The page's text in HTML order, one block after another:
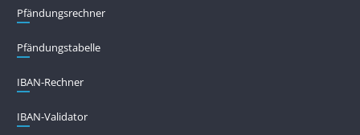
Pfändungs­rechner
Pfändungs­tabelle
IBAN-Rechner
IBAN-Validator